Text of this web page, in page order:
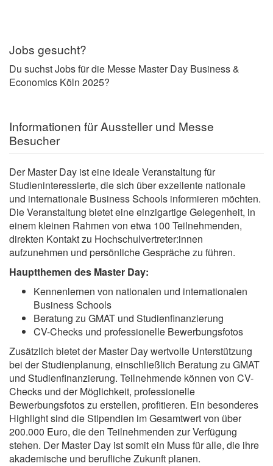
Jobs gesucht?
Du suchst Jobs für die Messe Master Day Business &
Economics Köln 2025?
Informationen für Aussteller und Messe
Besucher
Der Master Day ist eine ideale Veranstaltung für
Studieninteressierte, die sich über exzellente nationale
und internationale Business Schools informieren möchten.
Die Veranstaltung bietet eine einzigartige Gelegenheit, in
einem kleinen Rahmen von etwa 100 Teilnehmenden,
direkten Kontakt zu Hochschulvertreter:innen
aufzunehmen und persönliche Gespräche zu führen.
Hauptthemen des Master Day:
Kennenlernen von nationalen und internationalen
Business Schools
Beratung zu GMAT und Studienfinanzierung
CV-Checks und professionelle Bewerbungsfotos
Zusätzlich bietet der Master Day wertvolle Unterstützung
bei der Studienplanung, einschließlich Beratung zu GMAT
und Studienfinanzierung. Teilnehmende können von CV-
Checks und der Möglichkeit, professionelle
Bewerbungsfotos zu erstellen, profitieren. Ein besonderes
Highlight sind die Stipendien im Gesamtwert von über
200.000 Euro, die den Teilnehmenden zur Verfügung
stehen. Der Master Day ist somit ein Muss für alle, die ihre
akademische und berufliche Zukunft planen.